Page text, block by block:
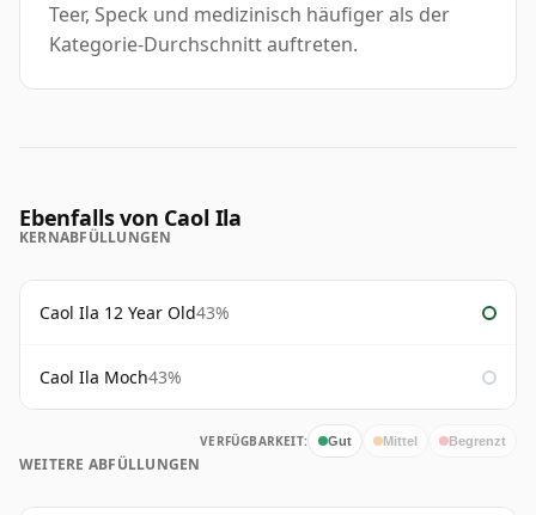
Teer, Speck und medizinisch häufiger als der
Kategorie-Durchschnitt auftreten.
Ebenfalls von Caol Ila
KERNABFÜLLUNGEN
Caol Ila 12 Year Old43%
Caol Ila Moch43%
VERFÜGBARKEIT: Gut Mittel Begrenzt
WEITERE ABFÜLLUNGEN